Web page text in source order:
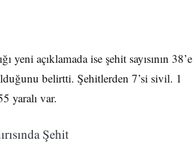
yeni açıklamada ise şehit sayısının 38’e
belirtti. Şehitlerden 7’si sivil. 1
yaralı var.
Şehit